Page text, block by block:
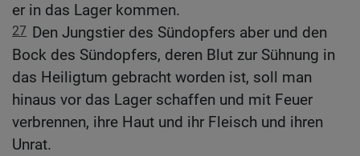
er in das Lager kommen.
27 Den Jungstier des Sündopfers aber und den
Bock des Sündopfers, deren Blut zur Sühnung in
das Heiligtum gebracht worden ist, soll man
hinaus vor das Lager schaffen und mit Feuer
verbrennen, ihre Haut und ihr Fleisch und ihren
Unrat.